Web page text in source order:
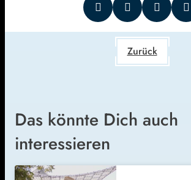
Zurück
Das könnte Dich auch
interessieren